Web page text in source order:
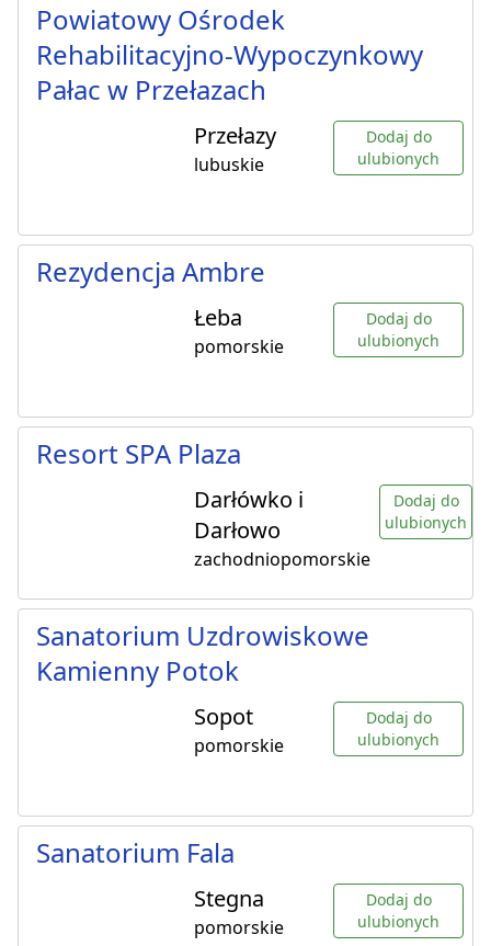
Powiatowy Ośrodek
Rehabilitacyjno-Wypoczynkowy
Pałac w Przełazach
Przełazy
lubuskie
Dodaj do
ulubionych
Rezydencja Ambre
Łeba
pomorskie
Dodaj do
ulubionych
Resort SPA Plaza
Darłówko i
Darłowo
zachodniopomorskie
Dodaj do
ulubionych
Sanatorium Uzdrowiskowe
Kamienny Potok
Sopot
pomorskie
Dodaj do
ulubionych
Sanatorium Fala
Stegna
pomorskie
Dodaj do
ulubionych